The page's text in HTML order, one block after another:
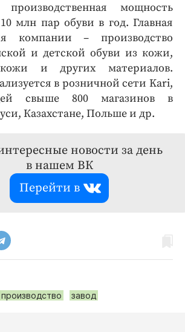
производственная мощность
млн пар обуви в год. Главная
компании – производство
и детской обуви из кожи,
и других материалов.
в розничной сети Kari,
свыше 800 магазинов в
Казахстане, Польше и др.
новости за день
в нашем ВК
Перейти в
производство завод